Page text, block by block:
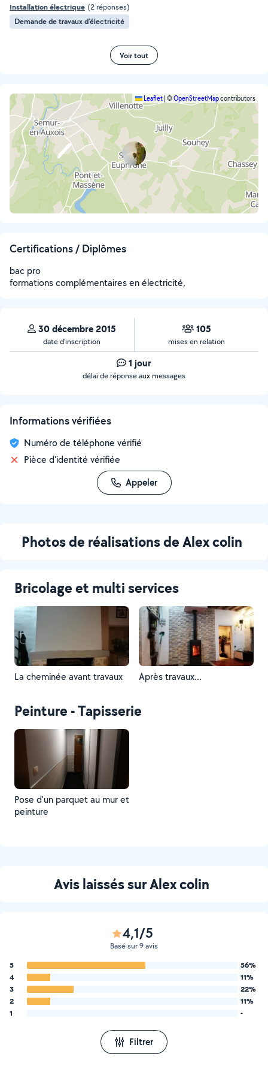
Installation électrique (2 réponses)
Demande de travaux d’électricité
Voir tout
Leaflet ©OpenStreetMapcontributors
Certifications / Diplômes
bac pro
formations complémentaires en électricité,
30 décembre 2015
date d’inscription
105
mises en relation
1 jour
délai de réponse aux messages
Informations vérifiées
Numéro de téléphone vérifié
Pièce d'identité vérifiée
Appeler
Photos de réalisations de Alex colin
Bricolage et multi services
La cheminée avant travaux Après travaux...
Peinture - Tapisserie
Pose d'un parquet au mur et
peinture
Avis laissés sur Alex colin
4,1/5
Basé sur 9 avis
5
56%
4
11%
3
22%
2
11%
1
-
Filtrer